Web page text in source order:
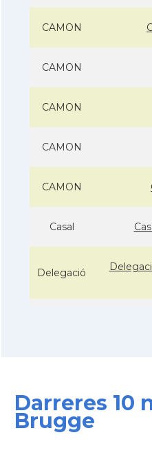
CAMON
CAMON
CAMON
CAMON
CAMON
Casal
Delegació
Darreres 10
Brugge